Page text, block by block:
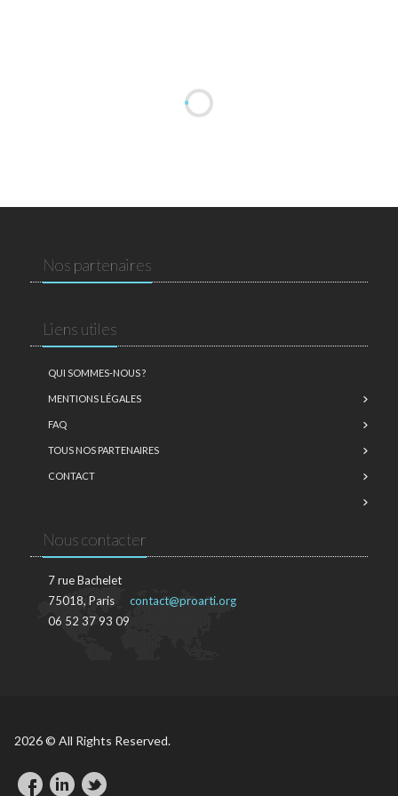
Nos partenaires
Liens utiles
QUI SOMMES-NOUS ?
MENTIONS LÉGALES
FAQ
TOUS NOS PARTENAIRES
CONTACT
Nous contacter
7 rue Bachelet
75018, Paris
06 52 37 93 09
contact@proarti.org
2026 © All Rights Reserved.